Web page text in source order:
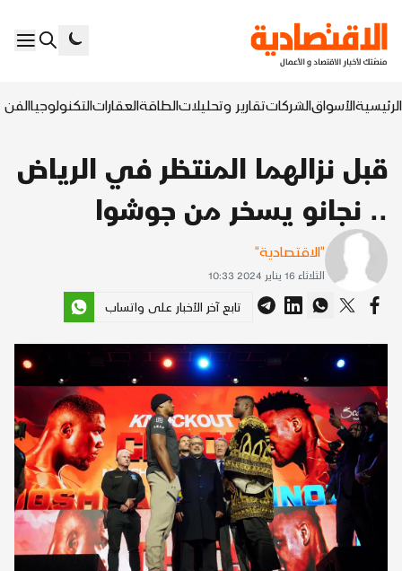
الرئيسيةالأسواقالشركاتتقارير وتحليلاتالطاقةالعقاراتالتكنولوجياالفن
قبل نزالهما المنتظر في الرياض
.. نجانو يسخر من جوشوا
"الاقتصادية"
الثلاثاء 16 يناير 2024 10:33
تابع آخر الأخبار على واتساب